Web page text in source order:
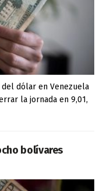
del dólar en Venezuela
la jornada en 9,01,
bolívares